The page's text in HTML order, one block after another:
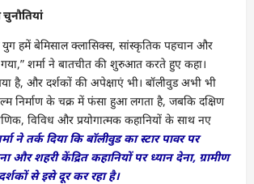
युग हमें बेमिसाल क्लासिक्स, सांस्कृतिक पहचान और
शर्मा ने बातचीत की शुरुआत करते हुए कहा।
है, और दर्शकों की अपेक्षाएं भी। बॉलीवुड अभी भी
निर्माण के चक्र में फंसा हुआ लगता है, जबकि दक्षिण
विविध और प्रयोगात्मक कहानियों के साथ नए
ने तर्क दिया कि बॉलीवुड का स्टार पावर पर
और शहरी केंद्रित कहानियों पर ध्यान देना, ग्रामीण
से इसे दूर कर रहा है।